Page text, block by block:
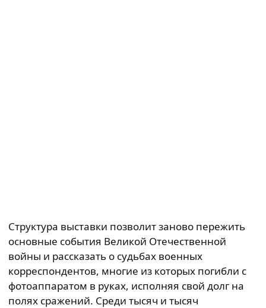
Структура выставки позволит заново пережить
основные события Великой Отечественной
войны и рассказать о судьбах военных
корреспондентов, многие из которых погибли с
фотоаппаратом в руках, исполняя свой долг на
полях сражений. Среди тысяч и тысяч